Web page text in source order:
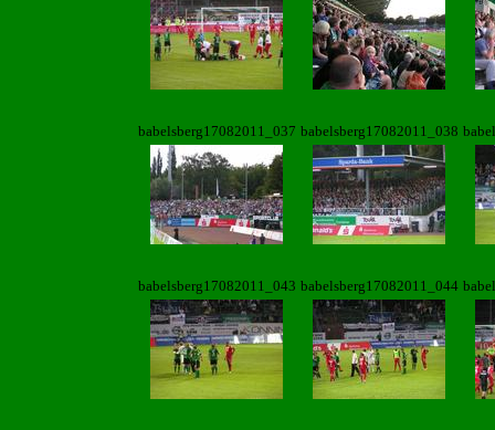
babelsberg17082011_037 babelsberg17082011_038
babelsberg17082011_043 babelsberg17082011_044